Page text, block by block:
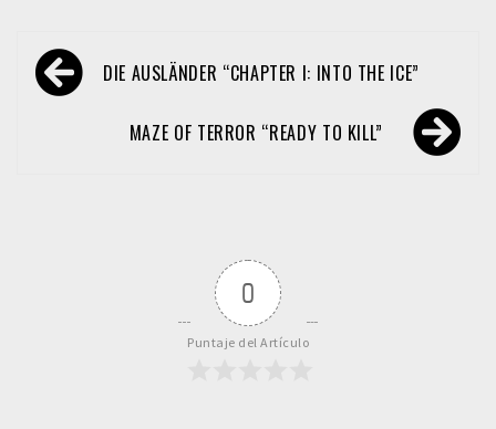
Navegación
de
entradas
DIE AUSLÄNDER “CHAPTER I: INTO THE ICE”
MAZE OF TERROR “READY TO KILL”
0
Puntaje del Artículo